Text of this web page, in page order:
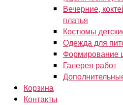
Вечерние,
платья
Костюмы
Одежда для
Формирование
Галерея работ
Корзина
Контакты